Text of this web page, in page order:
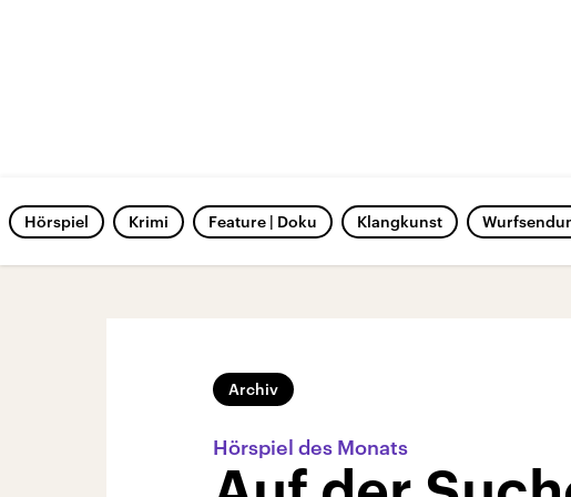
Hörspiel Krimi Feature | Doku Klangkunst
Archiv
Hörspiel des Monats